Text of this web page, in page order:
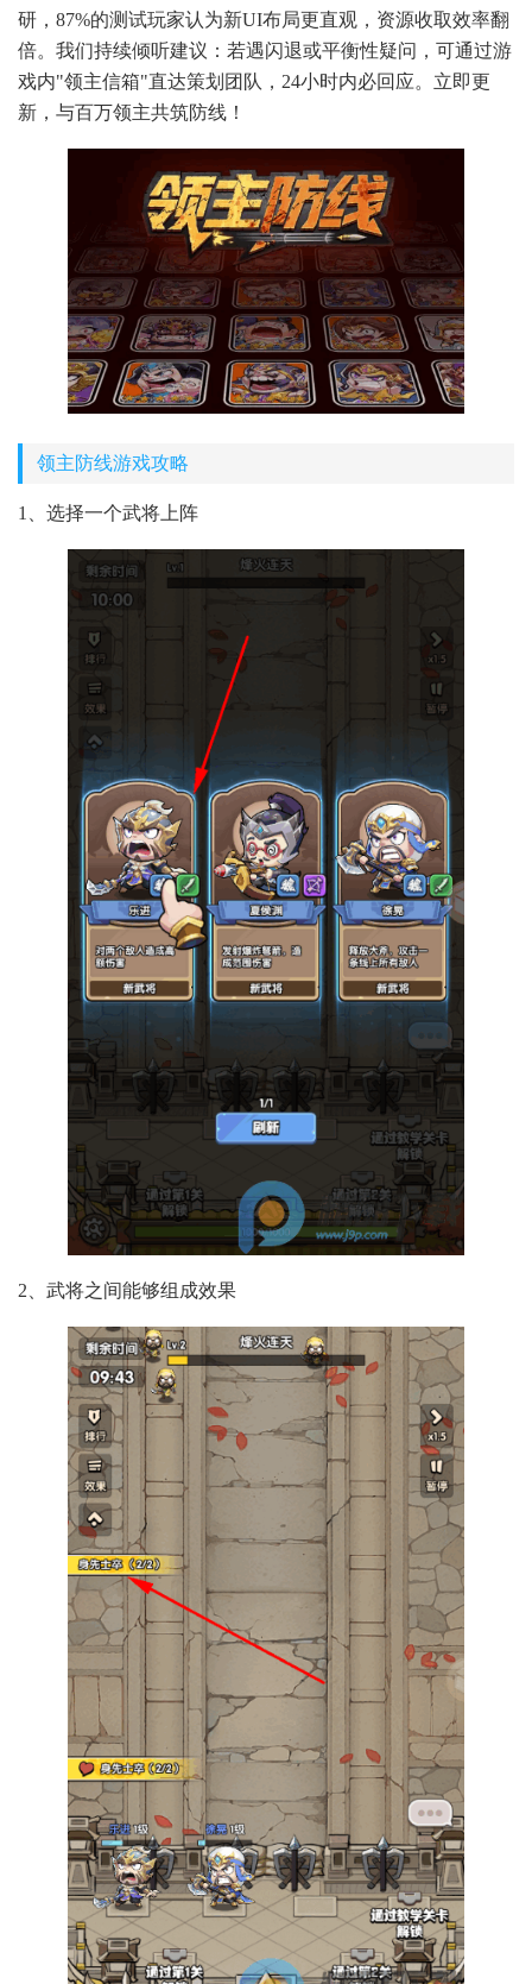
研，87%的测试玩家认为新UI布局更直观，资源收取效率翻
倍。我们持续倾听建议：若遇闪退或平衡性疑问，可通过游
戏内"领主信箱"直达策划团队，24小时内必回应。立即更
新，与百万领主共筑防线！
领主防线游戏攻略
1、选择一个武将上阵
2、武将之间能够组成效果